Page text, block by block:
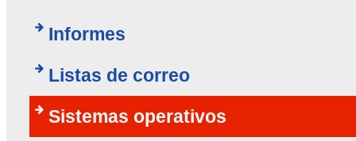
Informes
Listas de correo
Sistemas operativos